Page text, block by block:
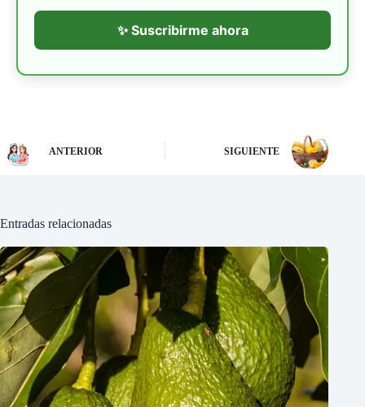
✨ Suscribirme ahora
ANTERIOR SIGUIENTE
Entradas relacionadas